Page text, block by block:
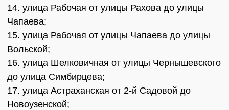
14. улица Рабочая от улицы Рахова до улицы
Чапаева;
15. улица Рабочая от улицы Чапаева до улицы
Вольской;
16. улица Шелковичная от улицы Чернышевского
до улица Симбирцева;
17. улица Астраханская от 2-й Садовой до
Новоузенской;